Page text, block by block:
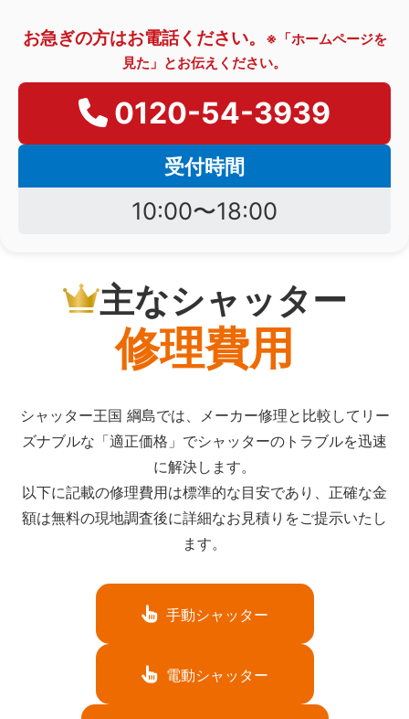
お急ぎの方はお電話ください。
※「ホームページを
見た」とお伝えください。
0120-54-3939
受付時間
10:00〜18:00
主なシャッター
修理費用
シャッター王国 綱島では、メーカー修理と比較してリー
ズナブルな「適正価格」でシャッターのトラブルを迅速
に解決します。
以下に記載の修理費用は標準的な目安であり、正確な金
額は無料の現地調査後に詳細なお見積りをご提示いたし
ます。
手動シャッター
電動シャッター